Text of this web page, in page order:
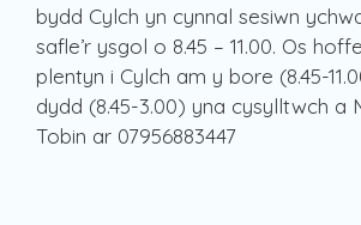
bydd Cylch yn cynnal sesiwn
safle’r ysgol o 8.45 – 11.00. Os
plentyn i Cylch am y bore (8.45-
dydd (8.45-3.00) yna cysylltwch a
Tobin ar 07956883447